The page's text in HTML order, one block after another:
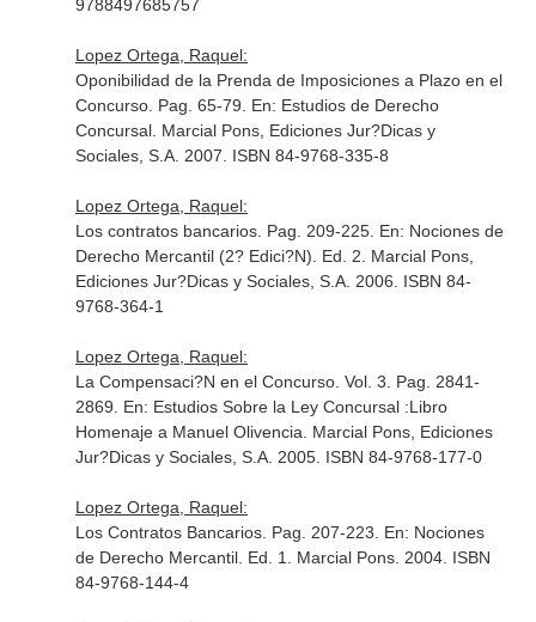
9788497685757
Lopez Ortega, Raquel:
Oponibilidad de la Prenda de Imposiciones a Plazo en el
Concurso. Pag. 65-79. En: Estudios de Derecho
Concursal. Marcial Pons, Ediciones Jur?Dicas y
Sociales, S.A. 2007. ISBN 84-9768-335-8
Lopez Ortega, Raquel:
Los contratos bancarios. Pag. 209-225. En: Nociones de
Derecho Mercantil (2? Edici?N) . Ed. 2. Marcial Pons,
Ediciones Jur?Dicas y Sociales, S.A. 2006. ISBN 84-
9768-364-1
Lopez Ortega, Raquel:
La Compensaci?N en el Concurso. Vol. 3. Pag. 2841-
2869. En: Estudios Sobre la Ley Concursal :Libro
Homenaje a Manuel Olivencia . Marcial Pons, Ediciones
Jur?Dicas y Sociales, S.A. 2005. ISBN 84-9768-177-0
Lopez Ortega, Raquel:
Los Contratos Bancarios. Pag. 207-223. En: Nociones
de Derecho Mercantil. Ed. 1. Marcial Pons. 2004. ISBN
84-9768-144-4